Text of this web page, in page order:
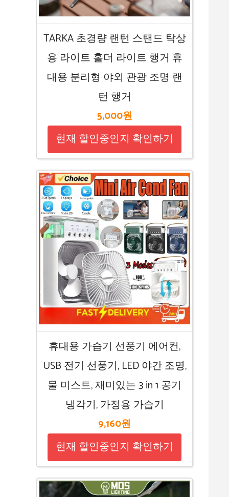
TARKA 초경량 랜턴 스탠드 탁상
용 라이트 홀더 라이트 행거 휴
대용 분리형 야외 관광 조명 랜
턴 행거
5,000원
현재 할인중인지 확인하기
휴대용 가습기 선풍기 에어컨,
USB 전기 선풍기, LED 야간 조명,
물 미스트, 재미있는 3 in 1 공기
냉각기, 가정용 가습기
9,160원
현재 할인중인지 확인하기